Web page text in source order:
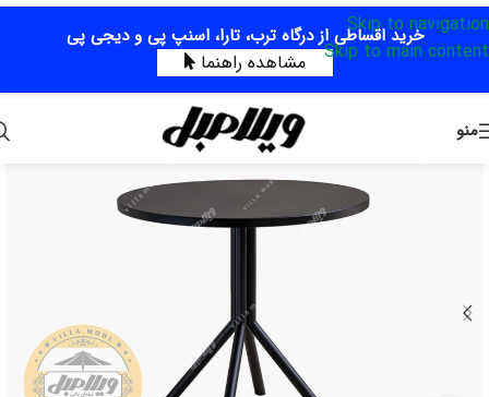
Skip to navigation
Skip to main content
خرید اقساطی از درگاه ترب، تارا، اسنپ پی و دیجی پی
مشاهده راهنما
منو